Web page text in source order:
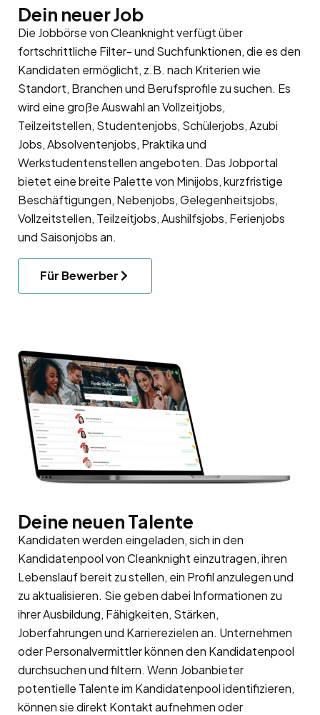
Dein neuer Job
Die Jobbörse von Cleanknight verfügt über
fortschrittliche Filter- und Suchfunktionen, die es den
Kandidaten ermöglicht, z.B. nach Kriterien wie
Standort, Branchen und Berufsprofile zu suchen. Es
wird eine große Auswahl an Vollzeitjobs,
Teilzeitstellen, Studentenjobs, Schülerjobs, Azubi
Jobs, Absolventenjobs, Praktika und
Werkstudentenstellen angeboten. Das Jobportal
bietet eine breite Palette von Minijobs, kurzfristige
Beschäftigungen, Nebenjobs, Gelegenheitsjobs,
Vollzeitstellen, Teilzeitjobs, Aushilfsjobs, Ferienjobs
und Saisonjobs an.
Für Bewerber
Deine neuen Talente
Kandidaten werden eingeladen, sich in den
Kandidatenpoolvon Cleanknight einzutragen, ihren
Lebenslauf bereit zu stellen, ein Profil anzulegen und
zu aktualisieren. Sie geben dabei Informationen zu
ihrer Ausbildung, Fähigkeiten, Stärken,
Joberfahrungen und Karrierezielen an. Unternehmen
oder Personalvermittler können den Kandidatenpool
durchsuchen und filtern. Wenn Jobanbieter
potentielle Talente im Kandidatenpool identifizieren,
können sie direkt Kontakt aufnehmen oder